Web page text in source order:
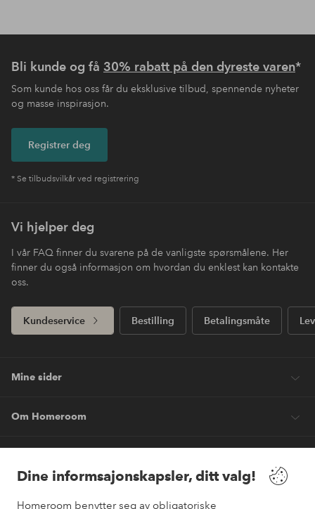
Dine informsajonskapsler, ditt valg!
Homeroom benytter seg av obligatoriske
Bli kunde og få 30% rabatt på den dyreste varen*
Som kunde hos oss får du eksklusive tilbud, spennende nyheter
og masse inspirasjon.
Registrer deg
* Se tilbudsvilkår ved registrering
Vi hjelper deg
I vår FAQ finner du svarene på de vanligste spørsmålene. Her
finner du også informasjon om hvordan du enklest kan kontakte
oss.
Kundeservice Bestilling Betalingsmåte
Mine sider
Om Homeroom